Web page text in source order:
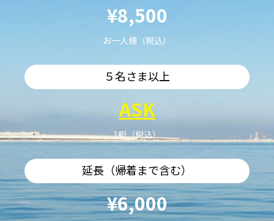
¥8,500
お一人様（税込）
５名さま以上
ASK
1艇（税込）
延長（帰着まで含む）
¥6,000